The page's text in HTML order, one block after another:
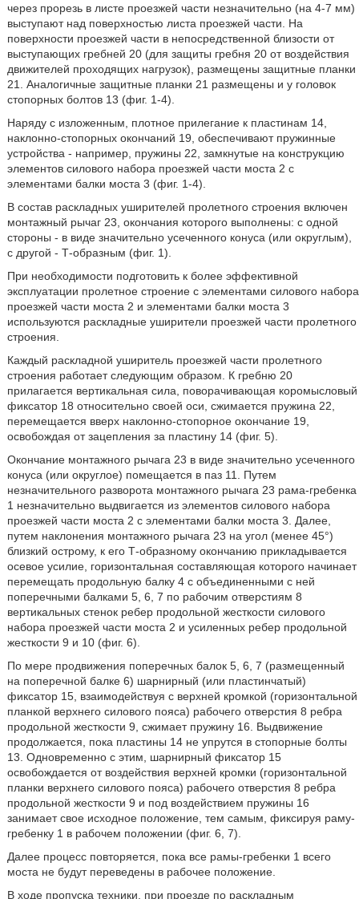
через прорезь в листе проезжей части незначительно (на 4-7 мм)
выступают над поверхностью листа проезжей части. На
поверхности проезжей части в непосредственной близости от
выступающих гребней 20 (для защиты гребня 20 от воздействия
движителей проходящих нагрузок), размещены защитные планки
21. Аналогичные защитные планки 21 размещены и у головок
стопорных болтов 13 (фиг. 1-4).
Наряду с изложенным, плотное прилегание к пластинам 14,
наклонно-стопорных окончаний 19, обеспечивают пружинные
устройства - например, пружины 22, замкнутые на конструкцию
элементов силового набора проезжей части моста 2 с
элементами балки моста 3 (фиг. 1-4).
В состав раскладных уширителей пролетного строения включен
монтажный рычаг 23, окончания которого выполнены: с одной
стороны - в виде значительно усеченного конуса (или округлым),
с другой - Т-образным (фиг. 1).
При необходимости подготовить к более эффективной
эксплуатации пролетное строение с элементами силового набора
проезжей части моста 2 и элементами балки моста 3
используются раскладные уширители проезжей части пролетного
строения.
Каждый раскладной уширитель проезжей части пролетного
строения работает следующим образом. К гребню 20
прилагается вертикальная сила, поворачивающая коромысловый
фиксатор 18 относительно своей оси, сжимается пружина 22,
перемещается вверх наклонно-стопорное окончание 19,
освобождая от зацепления за пластину 14 (фиг. 5).
Окончание монтажного рычага 23 в виде значительно усеченного
конуса (или округлое) помещается в паз 11. Путем
незначительного разворота монтажного рычага 23 рама-гребенка
1 незначительно выдвигается из элементов силового набора
проезжей части моста 2 с элементами балки моста 3. Далее,
путем наклонения монтажного рычага 23 на угол (менее 45°)
близкий острому, к его Т-образному окончанию прикладывается
осевое усилие, горизонтальная составляющая которого начинает
перемещать продольную балку 4 с объединенными с ней
поперечными балками 5, 6, 7 по рабочим отверстиям 8
вертикальных стенок ребер продольной жесткости силового
набора проезжей части моста 2 и усиленных ребер продольной
жесткости 9 и 10 (фиг. 6).
По мере продвижения поперечных балок 5, 6, 7 (размещенный
на поперечной балке 6) шарнирный (или пластинчатый)
фиксатор 15, взаимодействуя с верхней кромкой (горизонтальной
планкой верхнего силового пояса) рабочего отверстия 8 ребра
продольной жесткости 9, сжимает пружину 16. Выдвижение
продолжается, пока пластины 14 не упрутся в стопорные болты
13. Одновременно с этим, шарнирный фиксатор 15
освобождается от воздействия верхней кромки (горизонтальной
планки верхнего силового пояса) рабочего отверстия 8 ребра
продольной жесткости 9 и под воздействием пружины 16
занимает свое исходное положение, тем самым, фиксируя раму-
гребенку 1 в рабочем положении (фиг. 6, 7).
Далее процесс повторяется, пока все рамы-гребенки 1 всего
моста не будут переведены в рабочее положение.
В ходе пропуска техники, при проезде по раскладным